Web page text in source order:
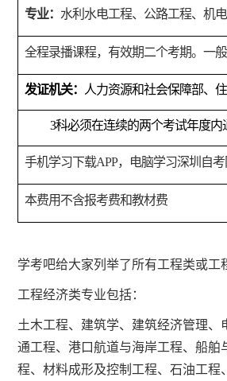
专业： 水利水电工程、公路工程、机
全程录播课程，有效期二个考期。一般
发证机关： 人力资源和社会保障部、
3科必须在连续的两个考试年度内
手机学习下载APP，电脑学习深圳自
本费用不含报考费和教材费
学考吧给大家列举了所有工程类或工
工程经济类专业包括：
土木工程、建筑学、建筑经济管理
通工程、港口航道与海岸工程、船
程、材料成形及控制工程、石油工